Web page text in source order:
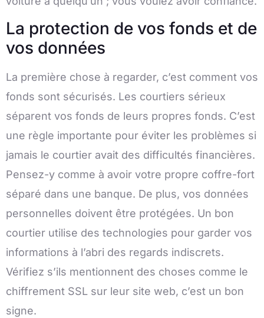
La protection de vos fonds et de
vos données
La première chose à regarder, c’est comment vos
fonds sont sécurisés. Les courtiers sérieux
séparent vos fonds de leurs propres fonds. C’est
une règle importante pour éviter les problèmes si
jamais le courtier avait des difficultés financières.
Pensez-y comme à avoir votre propre coffre-fort
séparé dans une banque. De plus, vos données
personnelles doivent être protégées. Un bon
courtier utilise des technologies pour garder vos
informations à l’abri des regards indiscrets.
Vérifiez s’ils mentionnent des choses comme le
chiffrement SSL sur leur site web, c’est un bon
signe.